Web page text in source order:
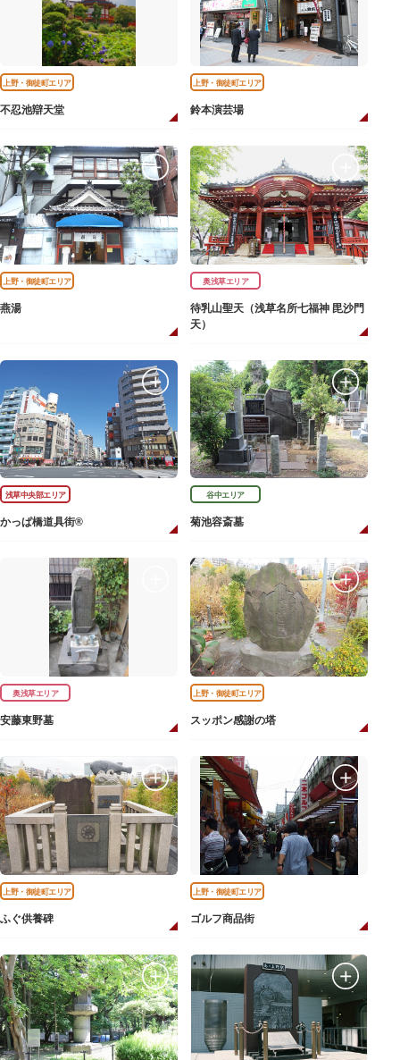
上野・御徒町エリア
不忍池辯天堂
上野・御徒町エリア
鈴本演芸場
上野・御徒町エリア
燕湯
奥浅草エリア
待乳山聖天（浅草名所七福神 毘沙門
天）
浅草中央部エリア
かっぱ橋道具街®
谷中エリア
菊池容斎墓
奥浅草エリア
安藤東野墓
上野・御徒町エリア
スッポン感謝の塔
上野・御徒町エリア
ふぐ供養碑
上野・御徒町エリア
ゴルフ商品街